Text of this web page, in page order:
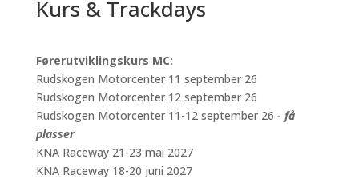
Kurs & Trackdays
Førerutviklingskurs MC:
Rudskogen Motorcenter 11 september 26
Rudskogen Motorcenter 12 september 26
Rudskogen Motorcenter 11-12 september 26 - få
plasser
KNA Raceway 21-23 mai 2027
KNA Raceway 18-20 juni 2027